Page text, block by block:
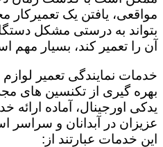
مواقعی، یافتن یک تعمیرکار
بتواند به درستی مشکل
آن را تعمیر کند، بسیار مهم
خدمات نمایندگی تعمیر
بهره گیری از تکنسین های
یدکی اورجینال، آماده ارائه
عزیزان در آبدانان و
این خدمات عبارتند از: